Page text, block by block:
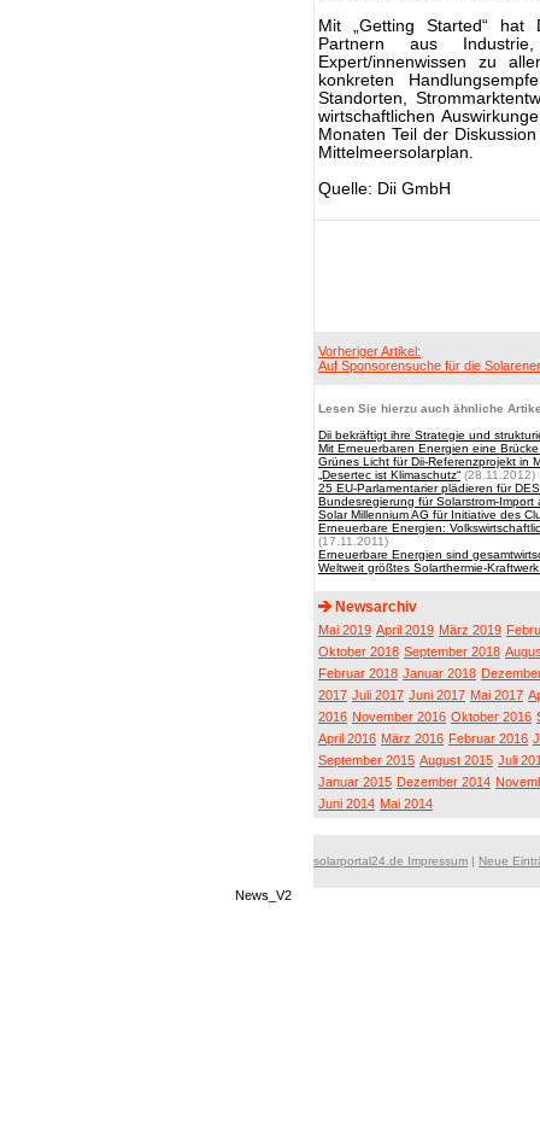
Mit „Getting Started“
Partnern aus
Expert/innenwissen zu
konkreten
Standorten,
wirtschaftlichen
Monaten Teil der
Mittelmeersolarplan.
Quelle: Dii GmbH
Vorheriger Artikel:
Auf Sponsorensuche für die
Lesen Sie hierzu auch ähnliche
Dii bekräftigt ihre Strategie und
Mit Erneuerbaren Energien eine
Grünes Licht für Dii-Referenzprojekt in
„Desertec ist Klimaschutz“ (28.11.2012)
25 EU-Parlamentarier plädieren für
Bundesregierung für Solarstrom-
Solar Millennium AG für Initiative des
Erneuerbare Energien:
(17.11.2011)
Erneuerbare Energien sind
Weltweit größtes Solarthermie-
Newsarchiv
Mai 2019 April 2019 März 2019
Oktober 2018 September 2018
Februar 2018 Januar 2018
2017 Juli 2017 Juni 2017 Mai 2017
2016 November 2016 Oktober 2016
April 2016 März 2016 Februar 2016
September 2015 August 2015 Juli
Januar 2015 Dezember 2014
Juni 2014 Mai 2014
solarportal24.de Impressum | Neue
News_V2